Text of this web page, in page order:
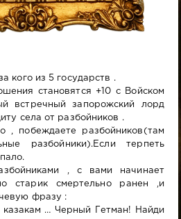
кого из 5 государств .
становятся +10 с Войском
встречный запорожский лорд
села от разбойников .
, побеждаете разбойников(там
разбойники).Если терпеть
, с вами начинает
старик смертельно ранен ,и
фразу :
… Черный Гетман! Найди